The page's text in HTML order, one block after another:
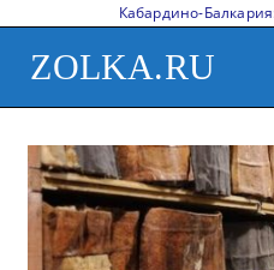
Кабардино-
ZOLKA.RU